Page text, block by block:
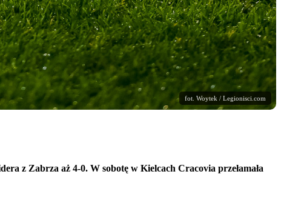
fot. Woytek / Legionisci.com
z Zabrza aż 4-0. W sobotę w Kielcach Cracovia przełamała